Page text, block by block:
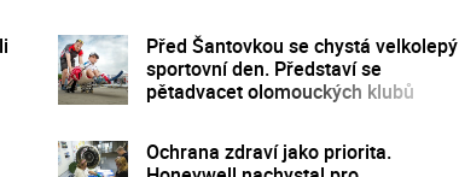
Před Šantovkou se chystá velkolepý
sportovní den. Představí se
pětadvacet olomouckých klubů
Ochrana zdraví jako priorita.